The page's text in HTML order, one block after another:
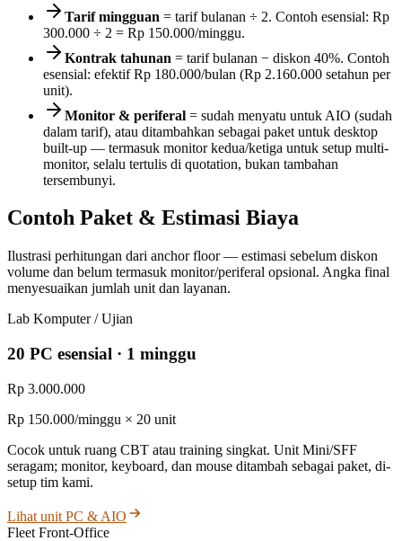
Tarif mingguan = tarif bulanan ÷ 2. Contoh esensial: Rp
300.000 ÷ 2 = Rp 150.000/minggu.
Kontrak tahunan = tarif bulanan − diskon 40%. Contoh
esensial: efektif Rp 180.000/bulan (Rp 2.160.000 setahun per
unit).
Monitor & periferal = sudah menyatu untuk AIO (sudah
dalam tarif), atau ditambahkan sebagai paket untuk desktop
built-up — termasuk monitor kedua/ketiga untuk setup multi-
monitor, selalu tertulis di quotation, bukan tambahan
tersembunyi.
Contoh Paket & Estimasi Biaya
Ilustrasi perhitungan dari anchor floor — estimasi sebelum diskon
volume dan belum termasuk monitor/periferal opsional. Angka final
menyesuaikan jumlah unit dan layanan.
Lab Komputer / Ujian
20 PC esensial · 1 minggu
Rp 3.000.000
Rp 150.000/minggu × 20 unit
Cocok untuk ruang CBT atau training singkat. Unit Mini/SFF
seragam; monitor, keyboard, dan mouse ditambah sebagai paket, di-
setup tim kami.
Lihat unit PC & AIO
Fleet Front-Office